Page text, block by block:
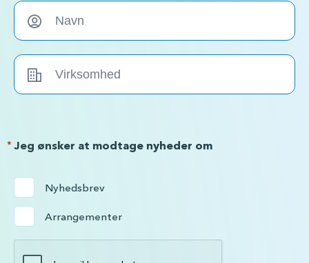
Jeg ønsker at modtage nyheder om
*
Nyhedsbrev
Arrangementer